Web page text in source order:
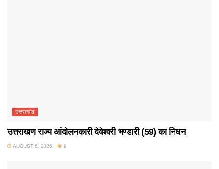
उत्तराखंड
उत्तराखण राज्य आंदोलनकारी देवेश्वरी भण्डारी (59) का निधन
AUGUST 6, 2026 9